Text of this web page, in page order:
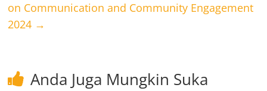
on Communication and Community Engagement
2024 →
Anda Juga Mungkin Suka